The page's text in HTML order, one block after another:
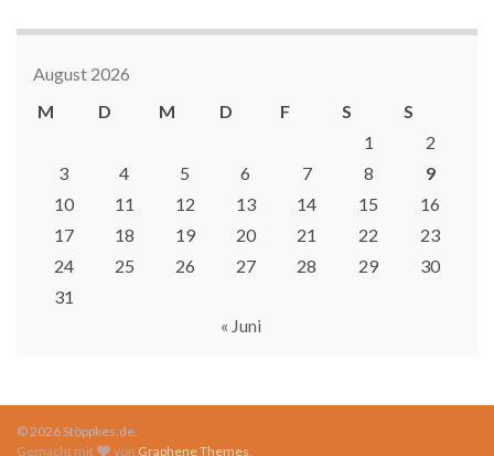
August 2026
M
D M D F S
S
1
2
3
4 5 6 7 8
9
10
11 12 13 14 15
16
17
18 19 20 21 22
23
24
25 26 27 28 29
30
31
« Juni
© 2026 Stöppkes.de.
Gemacht mit
von Graphene Themes.